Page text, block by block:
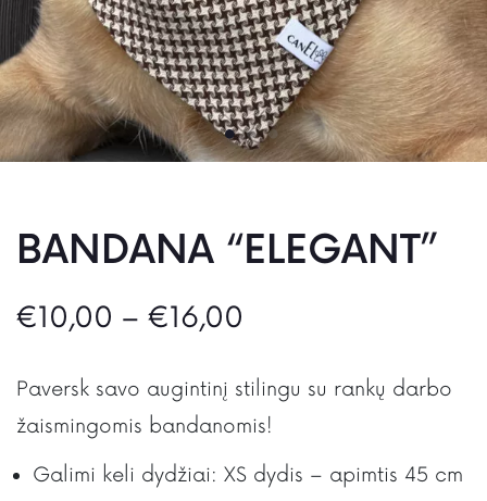
BANDANA “ELEGANT”
€10,00 – €16,00
Paversk savo augintinį stilingu su rankų darbo
žaismingomis bandanomis!
Galimi keli dydžiai: XS dydis – apimtis 45 cm